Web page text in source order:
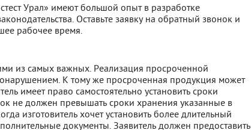
Урал» имеют большой опыт в разработке
Оставьте заявку на обратный звонок и
рабочее время.
из самых важных. Реализация просроченной
К тому же просроченная продукция может
имеет право самостоятельно установить сроки
не должен превышать сроки хранения указанные в
изготовитель хочет установить более длительный
документы. Заявитель должен предоставить